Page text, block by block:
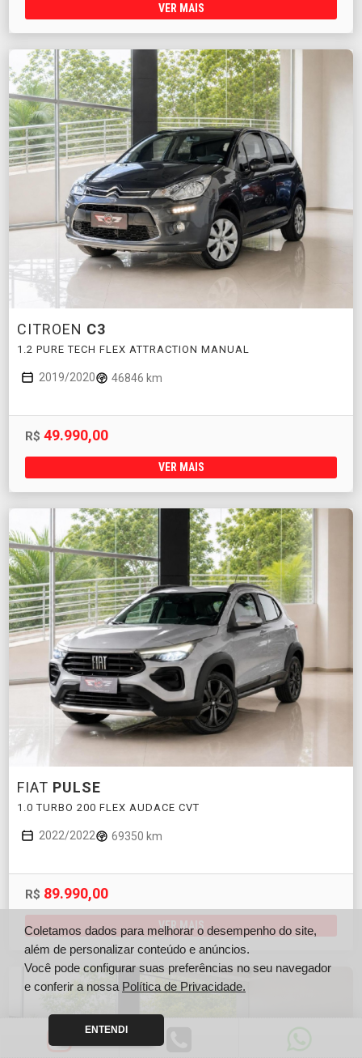
VER MAIS
CITROEN C3
1.2 PURE TECH FLEX ATTRACTION MANUAL
2019/2020 46846 km
R$ 49.990,00
VER MAIS
FIAT PULSE
1.0 TURBO 200 FLEX AUDACE CVT
2022/2022 69350 km
R$ 89.990,00
VER MAIS
Coletamos dados para melhorar o desempenho do site,
além de personalizar conteúdo e anúncios.
Você pode configurar suas preferências no seu navegador
e conferir a nossa Política de Privacidade.
ENTENDI